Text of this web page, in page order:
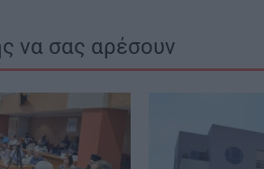
να σας αρέσουν